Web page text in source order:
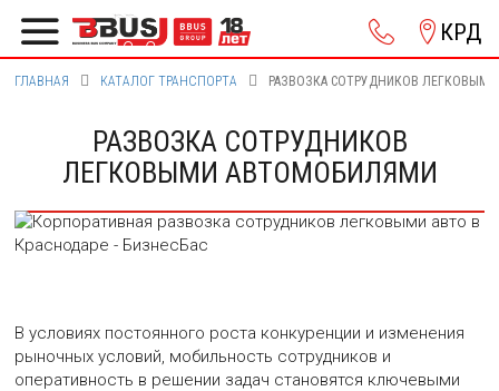
КРД
ГЛАВНАЯ КАТАЛОГ ТРАНСПОРТА РАЗВОЗКА СОТРУДНИКОВ
РАЗВОЗКА СОТРУДНИКОВ
ЛЕГКОВЫМИ АВТОМОБИЛЯМИ
В условиях постоянного роста конкуренции и изменения
рыночных условий, мобильность сотрудников и
оперативность в решении задач становятся ключевыми